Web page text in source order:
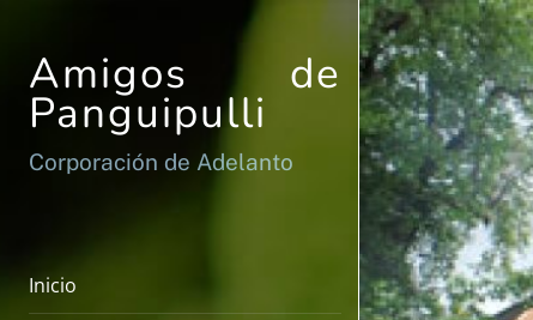
content
Amigos de
Panguipulli
Corporación de Adelanto
Inicio